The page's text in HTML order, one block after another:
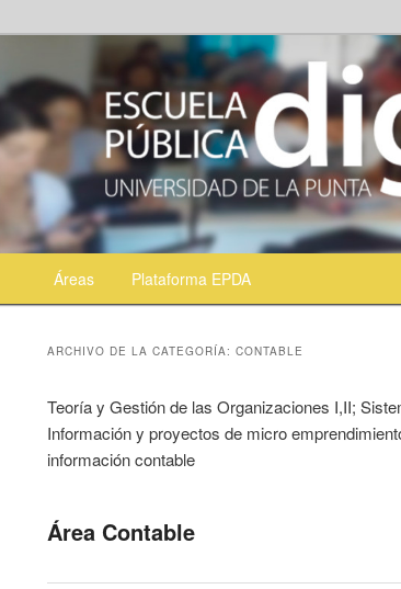
Menú principal
Ir al contenido principal
Ir al contenido secundario
Áreas Plataforma EPDA
ARCHIVO DE LA CATEGORÍA:CONTABLE
Teoría y Gestión de las Organizaciones I,II;
Información y proyectos de micro
información contable
Área Contable